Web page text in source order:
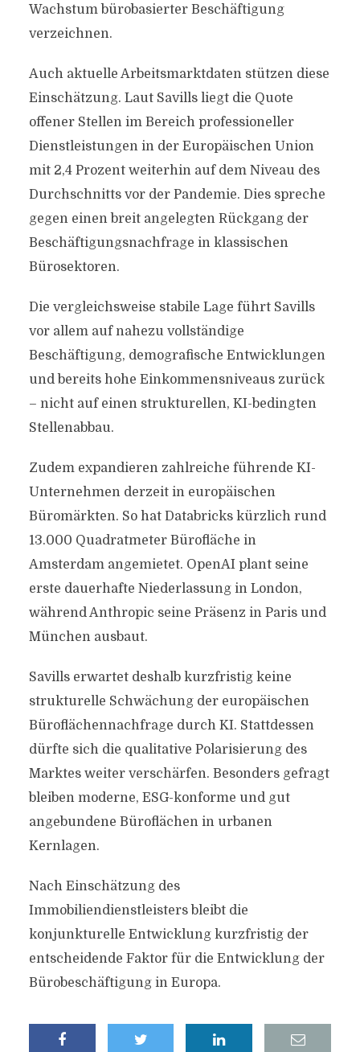
Wachstum bürobasierter Beschäftigung
verzeichnen.
Auch aktuelle Arbeitsmarktdaten stützen diese
Einschätzung. Laut Savills liegt die Quote
offener Stellen im Bereich professioneller
Dienstleistungen in der Europäischen Union
mit 2,4 Prozent weiterhin auf dem Niveau des
Durchschnitts vor der Pandemie. Dies spreche
gegen einen breit angelegten Rückgang der
Beschäftigungsnachfrage in klassischen
Bürosektoren.
Die vergleichsweise stabile Lage führt Savills
vor allem auf nahezu vollständige
Beschäftigung, demografische Entwicklungen
und bereits hohe Einkommensniveaus zurück
– nicht auf einen strukturellen, KI-bedingten
Stellenabbau.
Zudem expandieren zahlreiche führende KI-
Unternehmen derzeit in europäischen
Büromärkten. So hat Databricks kürzlich rund
13.000 Quadratmeter Bürofläche in
Amsterdam angemietet. OpenAI plant seine
erste dauerhafte Niederlassung in London,
während Anthropic seine Präsenz in Paris und
München ausbaut.
Savills erwartet deshalb kurzfristig keine
strukturelle Schwächung der europäischen
Büroflächennachfrage durch KI. Stattdessen
dürfte sich die qualitative Polarisierung des
Marktes weiter verschärfen. Besonders gefragt
bleiben moderne, ESG-konforme und gut
angebundene Büroflächen in urbanen
Kernlagen.
Nach Einschätzung des
Immobiliendienstleisters bleibt die
konjunkturelle Entwicklung kurzfristig der
entscheidende Faktor für die Entwicklung der
Bürobeschäftigung in Europa.